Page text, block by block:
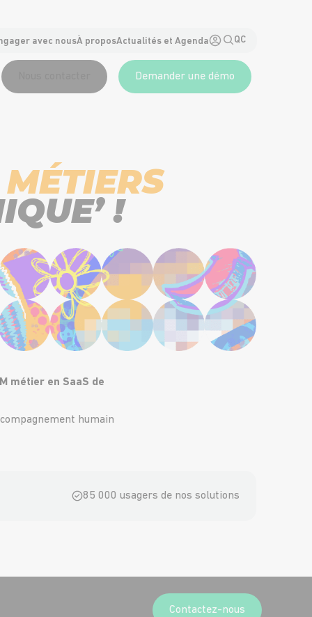
Demander une démo
avec nousÀ proposActualités et Agenda QC
!
métier en SaaS de
humain
85 000 usagers de nos solutions
Contactez-nous